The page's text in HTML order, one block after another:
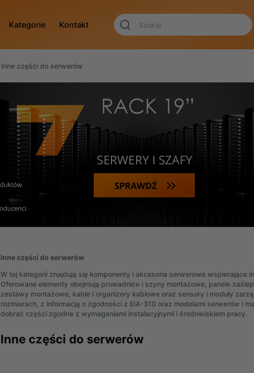
Kategorie Kontakt
Inne części do serwerów
Inne części do serwerów
W tej kategorii znajdują się komponenty i akcesoria serwerowe wspierające
Oferowane elementy obejmują prowadnice i szyny montażowe, panele
zestawy montażowe, kable i organizery kablowe oraz sensory i moduły
rozmiarach, z informacją o zgodności z EIA-310 oraz modelami serwerów i
dobrać części zgodne z wymaganiami instalacyjnymi i środowiskiem pracy.
Inne części do serwerów